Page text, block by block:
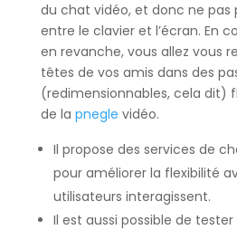
du chat vidéo, et donc ne pas
entre le clavier et l’écran. En
en revanche, vous allez vous
têtes de vos amis dans des
(redimensionnables, cela dit)
de la pnegle vidéo.
Il propose des services de
pour améliorer la flexibilité
utilisateurs interagissent.
Il est aussi possible de